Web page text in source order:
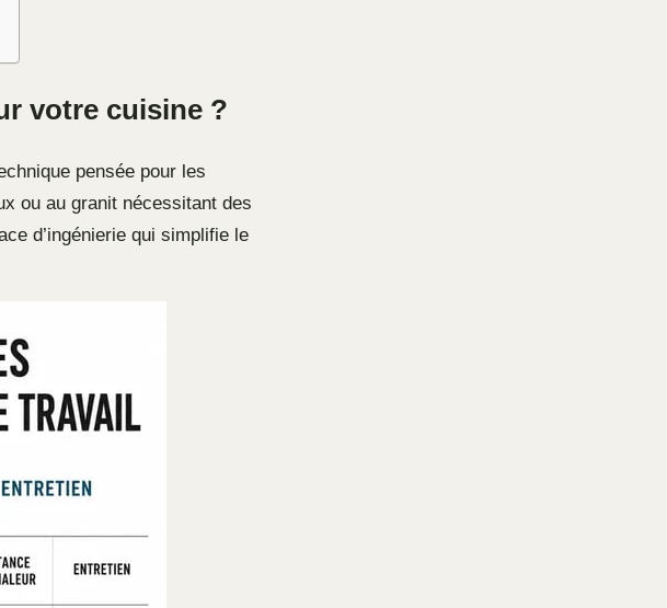
votre cuisine ?
pensée pour les
ou au granit nécessitant des
d’ingénierie qui simplifie le